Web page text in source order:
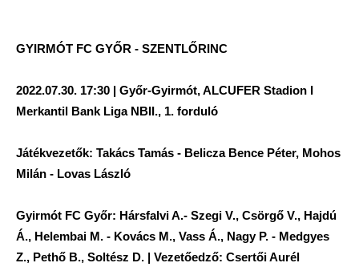
GYIRMÓT FC GYŐR - SZENTLŐRINC
2022.07.30. 17:30 | Győr-Gyirmót, ALCUFER Stadion I
Merkantil Bank Liga NBII., 1. forduló
Játékvezetők: Takács Tamás - Belicza Bence Péter, Mohos
Milán - Lovas László
Gyirmót FC Győr: Hársfalvi A.- Szegi V., Csörgő V., Hajdú
Á., Helembai M. - Kovács M., Vass Á., Nagy P. - Medgyes
Z., Pethő B., Soltész D. | Vezetőedző: Csertői Aurél